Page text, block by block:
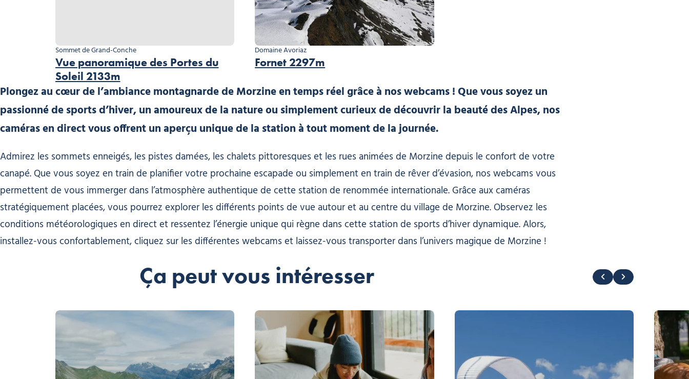
Sommet de Grand-Conche
Vue panoramique des Portes du
Soleil 2133m
Domaine Avoriaz
Fornet 2297m
Plongez au cœur de l’ambiance montagnarde de Morzine en temps réel grâce à nos webcams ! Que vous soyez un
passionné de sports d’hiver, un amoureux de la nature ou simplement curieux de découvrir la beauté des Alpes, nos
caméras en direct vous offrent un aperçu unique de la station à tout moment de la journée.
Admirez les sommets enneigés, les pistes damées, les chalets pittoresques et les rues animées de Morzine depuis le confort de votre
canapé. Que vous soyez en train de planifier votre prochaine escapade ou simplement en train de rêver d’évasion, nos webcams vous
permettent de vous immerger dans l’atmosphère authentique de cette station de renommée internationale. Grâce aux caméras
stratégiquement placées, vous pourrez explorer les différents points de vue autour et au centre du village de Morzine. Observez les
conditions météorologiques en direct et ressentez l’énergie unique qui règne dans cette station de sports d’hiver dynamique. Alors,
installez-vous confortablement, cliquez sur les différentes webcams et laissez-vous transporter dans l’univers magique de Morzine !
Ça peut vous intéresser